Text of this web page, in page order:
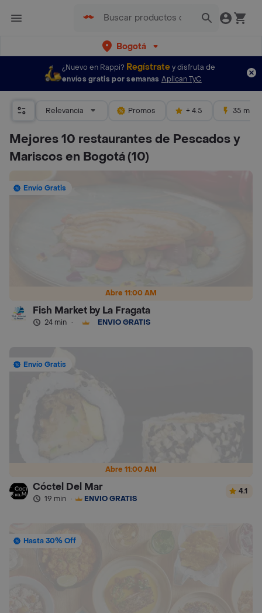
Bogotá
¿Nuevo en Rappi? Regístratey disfruta de
envíos gratis por semanas Aplican TyC
Relevancia Promos + 4.5 35 mins
Mejores 10 restaurantes de Pescados y
Mariscos en Bogotá(10)
Abre 11:00 AM
Envío Gratis
Fish Market by La Fragata
24 min · ENVÍO GRATIS
Abre 11:00 AM
Envío Gratis
Cóctel Del Mar
19 min · ENVÍO GRATIS
4.1
Hasta 30% Off